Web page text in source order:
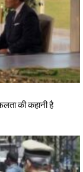
की कहानी है